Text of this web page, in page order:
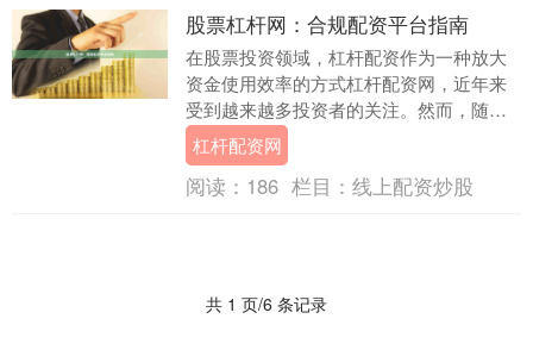
股票杠杆网：合规配资平台指南
在股票投资领域，杠杆配资作为一种放大
资金使用效率的方式杠杆配资网，近年来
受到越来越多投资者的关注。然而，随着
市场需求的增长，各类配资平台层出不
穷，其中不乏违规操....
杠杆配资网
阅读： 186 栏目： 线上配资炒股
共 1 页/6 条记录